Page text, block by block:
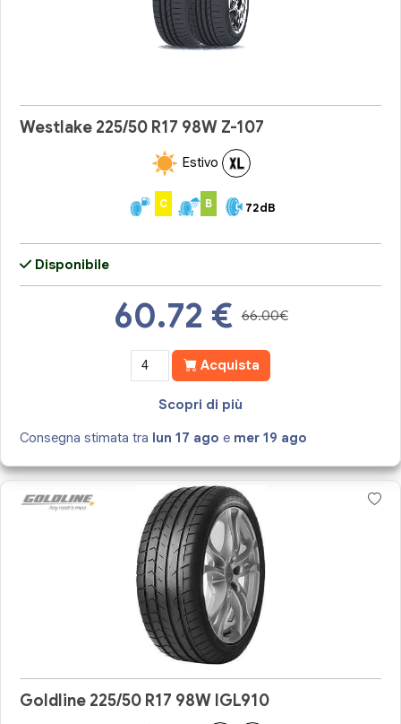
Westlake 225/50 R17 98W Z-107
Estivo
C B 72dB
Disponibile
60.72 € 66.00€
Acquista
Scopri di più
Consegna stimata tra lun 17 ago e mer 19 ago
Goldline 225/50 R17 98W IGL910